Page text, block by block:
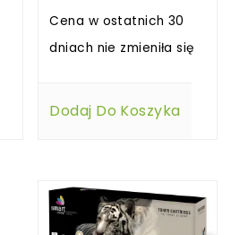
Cena w ostatnich 30
dniach nie zmieniła się
Dodaj Do Koszyka